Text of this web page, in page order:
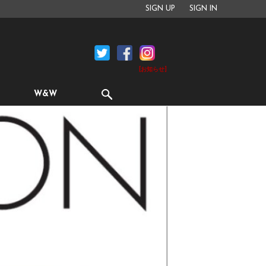
SIGN UP SIGN IN
[お知らせ]
W&W